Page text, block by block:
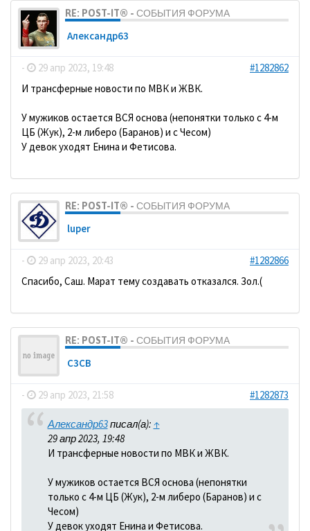
RE: POST-IT® - СОБЫТИЯ ФОРУМА
Александр63
- 29 апр 2023, 19:48
#1282862
И трансферные новости по МВК и ЖВК.
У мужиков остается ВСЯ основа (непонятки только с 4-м
ЦБ (Жук), 2-м либеро (Баранов) и с Чесом)
У девок уходят Енина и Фетисова.
RE: POST-IT® - СОБЫТИЯ ФОРУМА
luper
- 29 апр 2023, 20:43
#1282866
Спасибо, Саш. Марат тему создавать отказался. Зол.(
RE: POST-IT® - СОБЫТИЯ ФОРУМА
C3CB
- 29 апр 2023, 21:58 #1282873
Александр63писал(а): ↑
29 апр 2023, 19:48
И трансферные новости по МВК и ЖВК.
У мужиков остается ВСЯ основа (непонятки
только с 4-м ЦБ (Жук), 2-м либеро (Баранов) и с
Чесом)
У девок уходят Енина и Фетисова.